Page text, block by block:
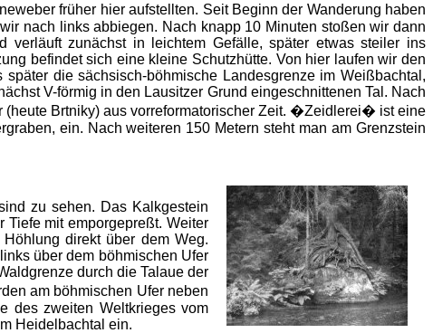
früher hier aufstellten. Seit Beginn der Wanderung haben
nach links abbiegen. Nach knapp 10 Minuten stoßen wir dann
zunächst in leichtem Gefälle, später etwas steiler ins
befindet sich eine kleine Schutzhütte. Von hier laufen wir den
die sächsisch-böhmische Landesgrenze im Weißbachtal,
V-förmig in den Lausitzer Grund eingeschnittenen Tal. Nach
Brtniky) aus vorreformatorischer Zeit. �Zeidlerei� ist eine
ein. Nach weiteren 150 Metern steht man am Grenzstein
zu sehen. Das Kalkgestein
mit emporgepreßt. Weiter
direkt über dem Weg.
über dem böhmischen Ufer
durch die Talaue der
am böhmischen Ufer neben
des zweiten Weltkrieges vom
Heidelbachtal ein.